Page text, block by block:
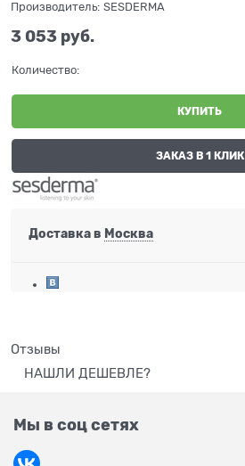
Производитель: SESDERMA
3 053 руб.
Количество:
КУПИТЬ
ЗАКАЗ В 1 КЛИК
Доставка в Москва
Отзывы
НАШЛИ ДЕШЕВЛЕ?
Мы в соц сетях